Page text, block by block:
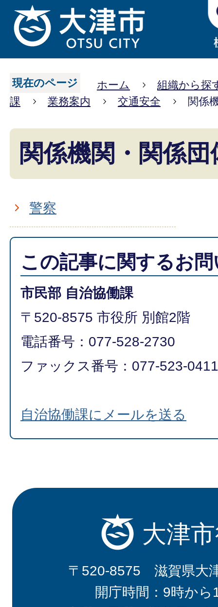
現在のページ ホーム
組織から探
課
業務案内 交通安全 関係
関係機関・関係団
警察
この記事に関するお
市民部 自治協働課
〒520-8575 市役所 別館2階
電話番号：077-528-2730
ファックス番号：077-523-0411
自治協働課にメールを送る
大津
〒520-8575 滋賀県大
開庁時間：9時から